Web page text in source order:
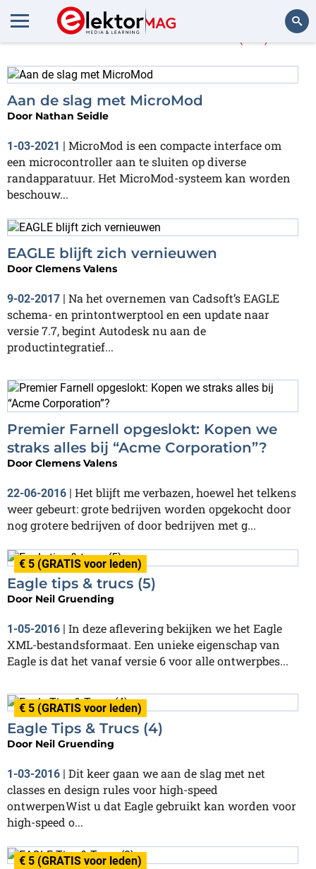
Meer overEAGLE
Aan de slag met MicroMod
Door Nathan Seidle
1-03-2021 | MicroMod is een compacte interface om
een microcontroller aan te sluiten op diverse
randapparatuur. Het MicroMod-systeem kan worden
beschouw...
EAGLE blijft zich vernieuwen
Door Clemens Valens
9-02-2017 | Na het overnemen van Cadsoft’s EAGLE
schema- en printontwerptool en een update naar
versie 7.7, begint Autodesk nu aan de
productintegratief...
Premier Farnell opgeslokt: Kopen we
straks alles bij “Acme Corporation”?
Door Clemens Valens
22-06-2016 | Het blijft me verbazen, hoewel het telkens
weer gebeurt: grote bedrijven worden opgekocht door
nog grotere bedrijven of door bedrijven met g...
€ 5 (GRATIS voor leden)
Eagle tips & trucs (5)
Door Neil Gruending
1-05-2016
In deze aflevering bekijken we het Eagle
XML-bestandsformaat. Een unieke eigenschap van
Eagle is dat het vanaf versie 6 voor alle ontwerpbes...
€ 5 (GRATIS voor leden)
Eagle Tips & Trucs (4)
Door Neil Gruending
1-03-2016 | Dit keer gaan we aan de slag met net
classes en design rules voor high-speed
ontwerpenWist u dat Eagle gebruikt kan worden voor
high-speed o...
€ 5 (GRATIS voor leden)